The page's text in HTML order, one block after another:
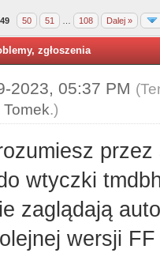
49 50 51 108 Dalej »
zgłoszenia
2023, 05:37 PM
Tomek.)
wtyczki
zaglądają
wersji